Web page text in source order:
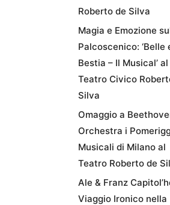
Roberto de Silva
Magia e Emozione
Palcoscenico: ‘Belle
Bestia – Il Musical’ al
Teatro Civico
Silva
Omaggio a
Orchestra i
Musicali di Milano al
Teatro Roberto de
Ale & Franz
Viaggio Ironico nella